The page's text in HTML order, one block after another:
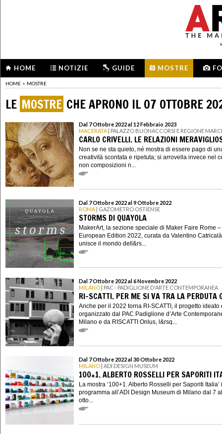
HOME NOTIZIE GUIDE MOSTRE
HOME > MOSTRE
LE MOSTRE CHE APRONO IL 07 OTTOBRE
Dal 7 Ottobre 2022 al 12 Febbraio 2023
MACERATA | PALAZZO BUONACCORSI E REGIONE
CARLO CRIVELLI. LE RELAZIONI
Non se ne sta quieto, né mostra di essere pago di
creatività scontata e ripetuta; si arrovella invece nel
non composizioni n...
Dal 7 Ottobre 2022 al 9 Ottobre 2022
ROMA | GAZOMETRO OSTIENSE
STORMS DI QUAYOLA
MakerArt, la sezione speciale di Maker Faire Rome
European Edition 2022, curata da Valentino
unisce il mondo dell&rs...
Dal 7 Ottobre 2022 al 6 Novembre 2022
MILANO | PAC - PADIGLIONE D'ARTE CONTEMPORANEA
RI-SCATTI. PER ME SI VA TRA LA PERDUTA
Anche per il 2022 torna RI-SCATTI, il progetto ideato
organizzato dal PAC Padiglione d’Arte
Milano e da RISCATTI Onlus, l&rsq...
Dal 7 Ottobre 2022 al 30 Ottobre 2022
MILANO | ADI DESIGN MUSEUM
100+1. ALBERTO ROSSELLI PER SAPORITI
La mostra ‘100+1. Alberto Rosselli per Saporiti Italia’
programma all’ADI Design Museum di Milano dal 7
otto...